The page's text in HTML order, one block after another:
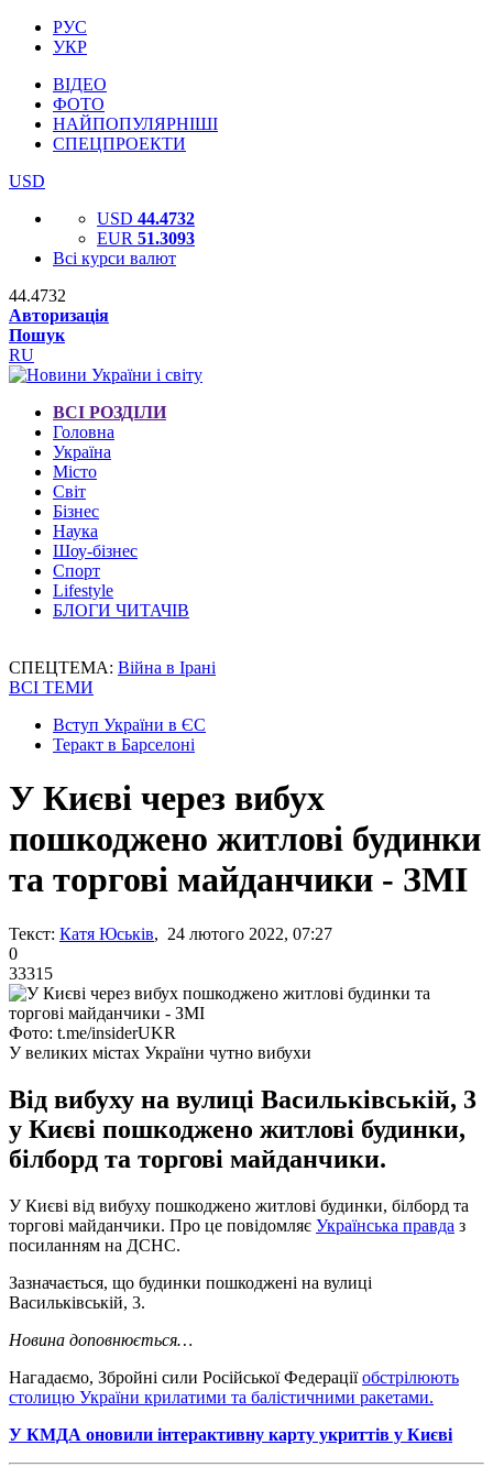
РУС
УКР
ВІДЕО
ФОТО
НАЙПОПУЛЯРНІШІ
СПЕЦПРОЕКТИ
USD
USD 44.4732
EUR 51.3093
Всі курси валют
44.4732
Авторизація
Пошук
RU
ВСІ РОЗДІЛИ
Головна
Україна
Місто
Світ
Бізнес
Наука
Шоу-бізнес
Спорт
Lifestyle
БЛОГИ ЧИТАЧІВ
СПЕЦТЕМА: Війна в Ірані
ВСІ ТЕМИ
Вступ України в ЄС
Теракт в Барселоні
У Києві через вибух
пошкоджено житлові будинки
та торгові майданчики - ЗМІ
Текст: Катя Юськів, 24 лютого 2022, 07:27
0
33315
Фото: t.me/insiderUKR
У великих містах України чутно вибухи
Від вибуху на вулиці Васильківській, 3
у Києві пошкоджено житлові будинки,
білборд та торгові майданчики.
У Києві від вибуху пошкоджено житлові будинки, білборд та
торгові майданчики. Про це повідомляє Українська правда з
посиланням на ДСНС.
Зазначається, що будинки пошкоджені на вулиці
Васильківській, 3.
Новина доповнюється…
Нагадаємо, Збройні сили Російської Федераціїобстрілюють
столицю України крилатими та балістичними ракетами.
У КМДА оновили інтерактивну карту укриттів у Києві